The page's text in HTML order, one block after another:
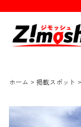
ホーム > 掲載スポット >